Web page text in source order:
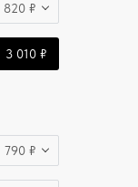
820 ₽
3 010 ₽
790 ₽